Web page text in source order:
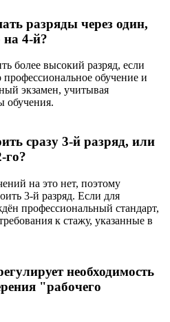
разряды через один,
на 4-й?
более высокий разряд, если
обучение и
экзамен, учитывая
обучения.
сразу 3-й разряд, или
го?
на это нет, поэтому
3-й разряд. Если для
профессиональный стандарт,
к стажу, указанные в
необходимость
"рабочего